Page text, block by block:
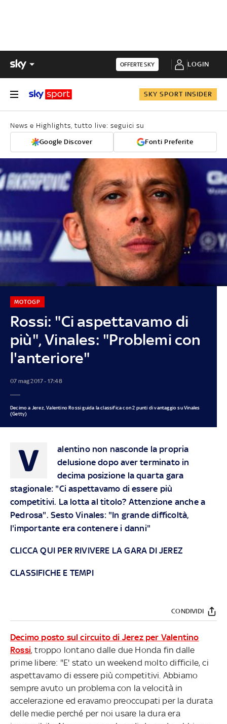
OFFERTE SKY LOGIN
SKY SPORT INSIDER
News e Highlights, tutto live: seguici su
Google Discover Fonti Preferite
Rossi: "Ci aspettavamo di
più", Vinales: "Problemi con
l'anteriore"
MOTOGP
07 mag 2017 - 17:48
Decimo a Jerez, Valentino Rossi guida la classifica con 2 punti di vantaggio su Vinales
(Getty)
V
alentino non nasconde la propria
delusione dopo aver terminato in
decima posizione laquarta gara
stagionale: "Ci aspettavamo di essere più
competitivi. La lotta al titolo? Attenzione anche a
Pedrosa". Sesto Vinales: "In grande difficoltà,
l'importante era contenere i danni"
CLICCA QUI PER RIVIVERE LA GARA DI JEREZ
CLASSIFICHE E TEMPI
CONDIVIDI
Decimo posto sul circuito di Jerezper Valentino
Rossi, troppo lontano dalle due Honda fin dalle
prime libere: "E' stato un weekend molto difficile, ci
aspettavamo di essere più competitivi. Abbiamo
sempre avuto un problema con la velocità in
accelerazione ed eravamo preoccupati per la durata
delle medie perché per noi usare la dura era